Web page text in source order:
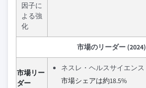
因子に
よる強
化
市場のリーダー (2024)
市場リー
ダー
ネスレ・ヘルスサイエンス
市場シェアは約18.5%